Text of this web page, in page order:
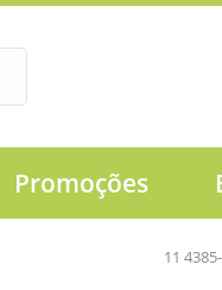
Promoções
11